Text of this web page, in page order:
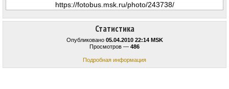
Статистика
Опубликовано 05.04.2010 22:14 MSK
Просмотров — 486
Подробная информация